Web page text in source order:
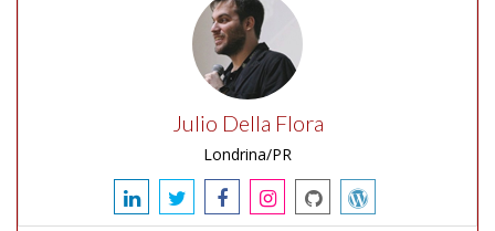
Julio Della Flora
Londrina/PR